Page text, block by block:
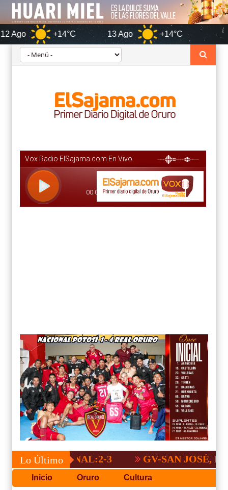
+14°C 13 Ago +14°C Oruro
Lo Último
NACIONAL:2-3 GV-SAN JOSÉ, NO
Inicio Oruro Cultura